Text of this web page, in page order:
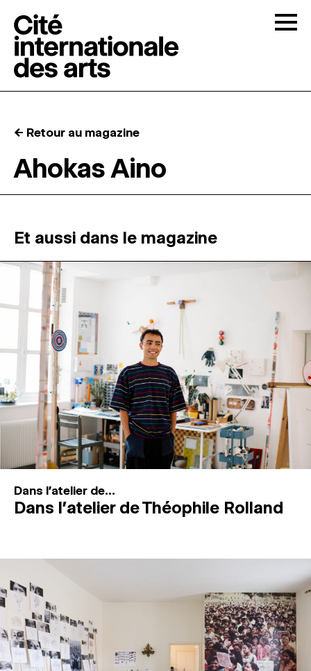
RÉSIDENCES ↓
ATELIERS OUVERTS
PROGRAMMATION
MAGAZINE
ESPACES DE PRATIQUE ARTISTIQUE ↓
Recherche
Connexion
← Retour au magazine
Ahokas Aino
Et aussi dans le magazine
Dans l'atelier de...
Dans l’atelier de Théophile Rolland